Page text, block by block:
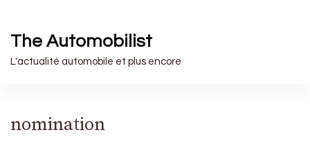
The Automobilist
L'actualité automobile et plus encore
nomination